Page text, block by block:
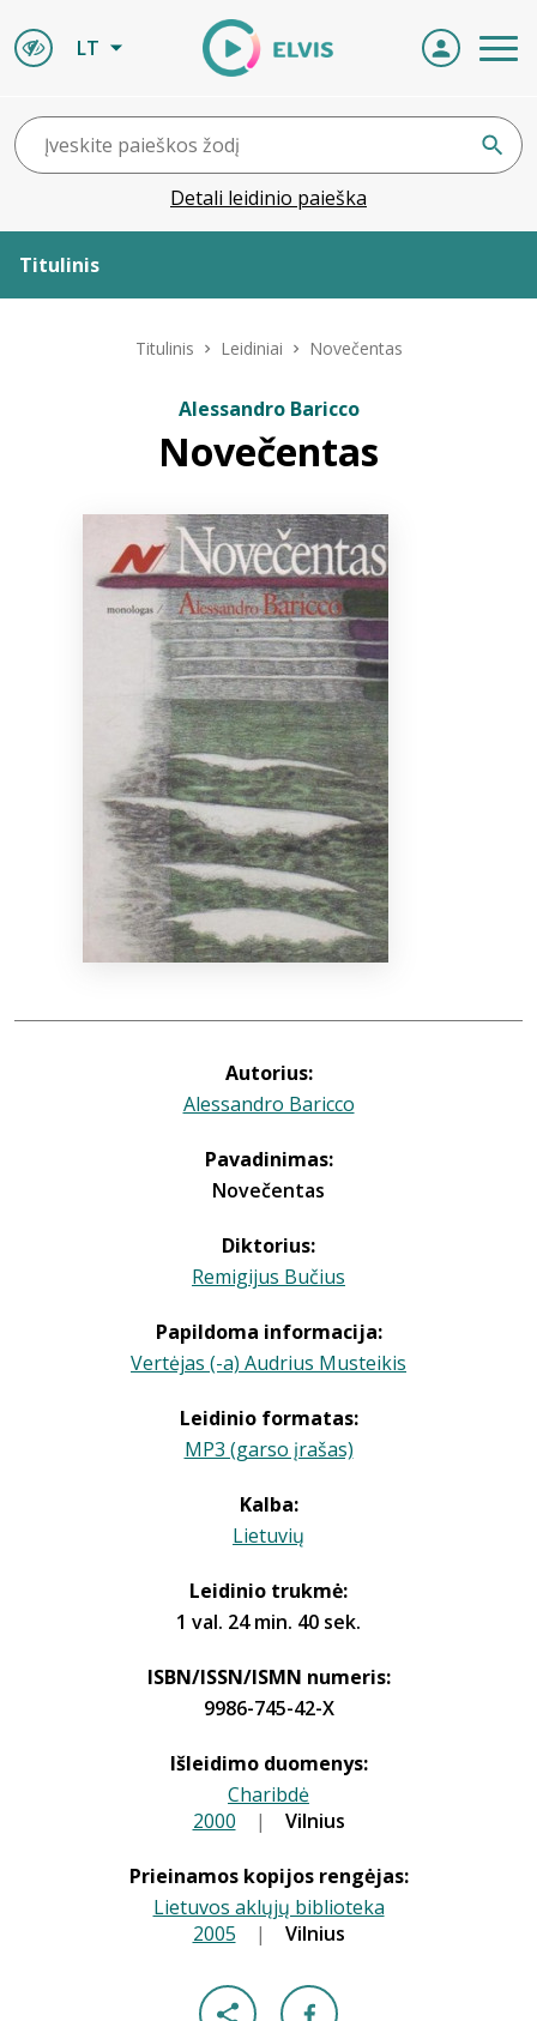
LT
Detali leidinio paieška
Titulinis
Bibliotekoms
+370 667 80 541
info@elvislab.lt
Titulinis Leidiniai Novečentas
Alessandro Baricco
Novečentas
Autorius:
Alessandro Baricco
Pavadinimas:
Novečentas
Diktorius:
Remigijus Bučius
Papildoma informacija:
Vertėjas (-a) Audrius Musteikis
Leidinio formatas:
MP3 (garso įrašas)
Kalba:
Lietuvių
Leidinio trukmė:
1 val. 24 min. 40 sek.
ISBN/ISSN/ISMN numeris:
9986-745-42-X
Išleidimo duomenys:
Charibdė
2000 | Vilnius
Prieinamos kopijos rengėjas:
Lietuvos aklųjų biblioteka
2005 | Vilnius